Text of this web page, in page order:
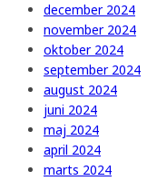
december 2024
november 2024
oktober 2024
september 2024
august 2024
juni 2024
maj 2024
april 2024
marts 2024